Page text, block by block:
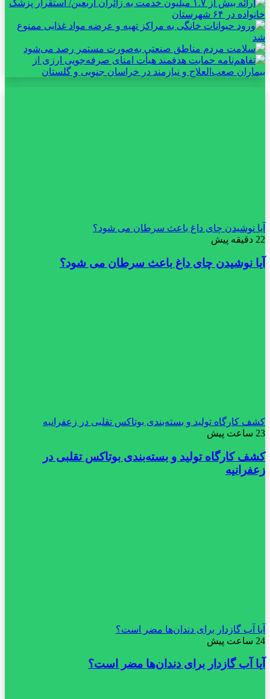
آیا نوشیدن چای داغ باعث سرطان می شود؟
22 دقیقه پیش
آیا نوشیدن چای داغ باعث سرطان می شود؟
کشف کارگاه تولید و بسته‌بندی بوتاکس تقلبی در زعفرانیه
23 ساعت پیش
کشف کارگاه تولید و بسته‌بندی بوتاکس تقلبی در
زعفرانیه
آیا آب گازدار برای دندان‌ها مضر است؟
24 ساعت پیش
آیا آب گازدار برای دندان‌ها مضر است؟